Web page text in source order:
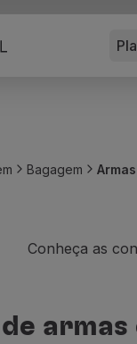
Bagagem
Conheça as
armas